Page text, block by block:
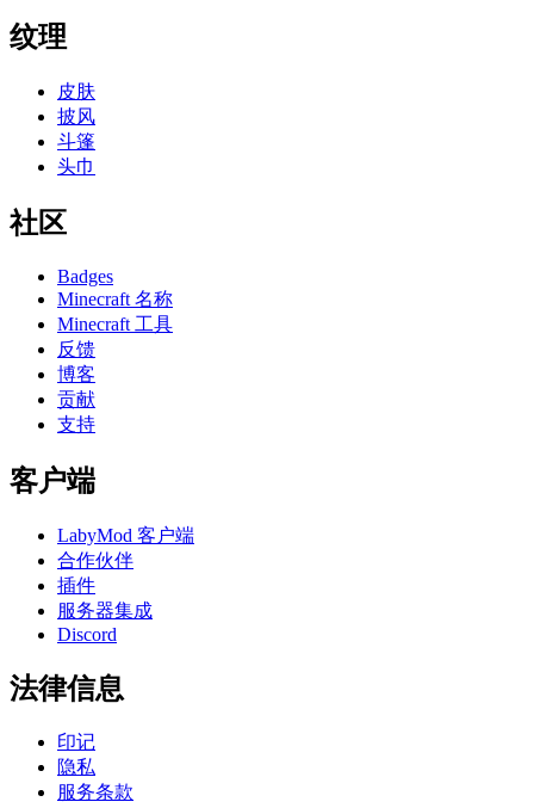
纹理
皮肤
披风
斗篷
头巾
社区
Badges
Minecraft 名称
Minecraft 工具
反馈
博客
贡献
支持
客户端
LabyMod 客户端
合作伙伴
插件
服务器集成
Discord
法律信息
印记
隐私
服务条款